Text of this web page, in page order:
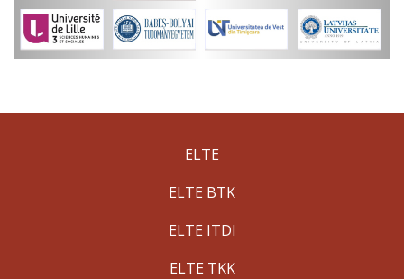
ELTE
ELTE BTK
ELTE ITDI
ELTE TKK